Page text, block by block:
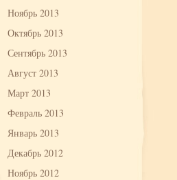
Ноябрь 2013
Октябрь 2013
Сентябрь 2013
Август 2013
Март 2013
Февраль 2013
Январь 2013
Декабрь 2012
Ноябрь 2012